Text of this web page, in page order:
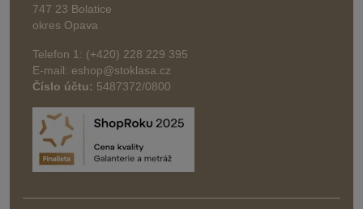
747 23 Bolatice
okres Opava
Telefon 1: (+420) 228 229 395
E-mail: eshop@stoklasa.cz
Číslo účtu: 5487372/0800